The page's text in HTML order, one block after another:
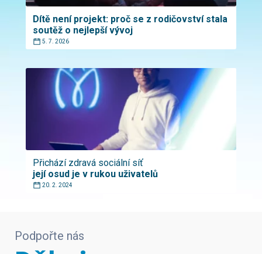
Dítě není projekt: proč se z rodičovství stala
soutěž o nejlepší vývoj
5. 7. 2026
Přichází zdravá sociální síť
její osud je v rukou uživatelů
20. 2. 2024
Podpořte nás